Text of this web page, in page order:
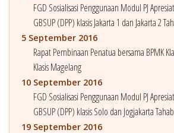
FGD Sosialisasi Penggunaan Modul PJ
GBSUP (DPP) klasis Jakarta 1 dan Jakarta 2
5 September 2016
Rapat Pembinaan Penatua bersama BPMK
Klasis Magelang
10 September 2016
FGD Sosialisasi Penggunaan Modul PJ
GBSUP (DPP) klasis Solo dan Jogjakarta
19 September 2016